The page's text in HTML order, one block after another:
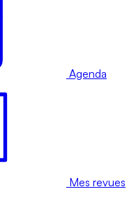
Agenda
Mes revues